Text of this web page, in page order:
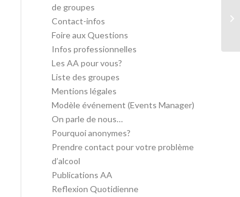
de groupes
Contact-infos
Foire aux Questions
Infos professionnelles
Les AA pour vous?
Liste des groupes
Mentions légales
Modèle événement (Events Manager)
On parle de nous…
Pourquoi anonymes?
Prendre contact pour votre problème
d’alcool
Publications AA
Reflexion Quotidienne